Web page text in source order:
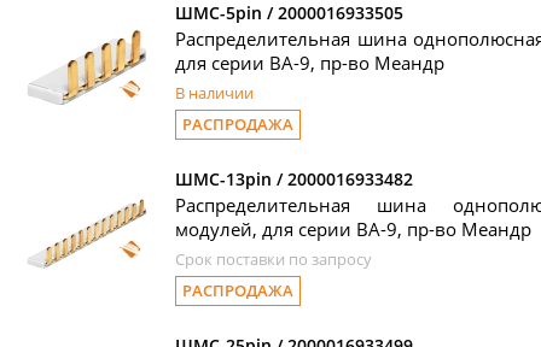
ШМС-5pin / 2000016933505
Распределительная шина
для серии ВА-9, пр-во Меандр
В наличии
РАСПРОДАЖА
ШМС-13pin / 2000016933482
Распределительная шина
модулей, для серии ВА-9, пр-во Меандр
Срок поставки по запросу
РАСПРОДАЖА